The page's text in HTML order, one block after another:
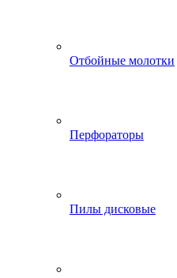
Отбойные молотки
Перфораторы
Пилы дисковые